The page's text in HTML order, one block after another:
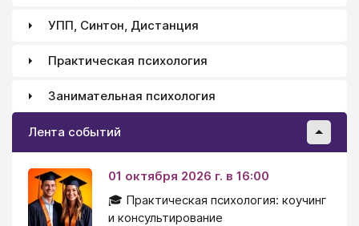
УПП, Синтон, Дистанция
Практическая психология
Занимательная психология
Лента событий
01 октября 2026 г. в 16:00
🎓 Практическая психология: коучинг
и консультирование